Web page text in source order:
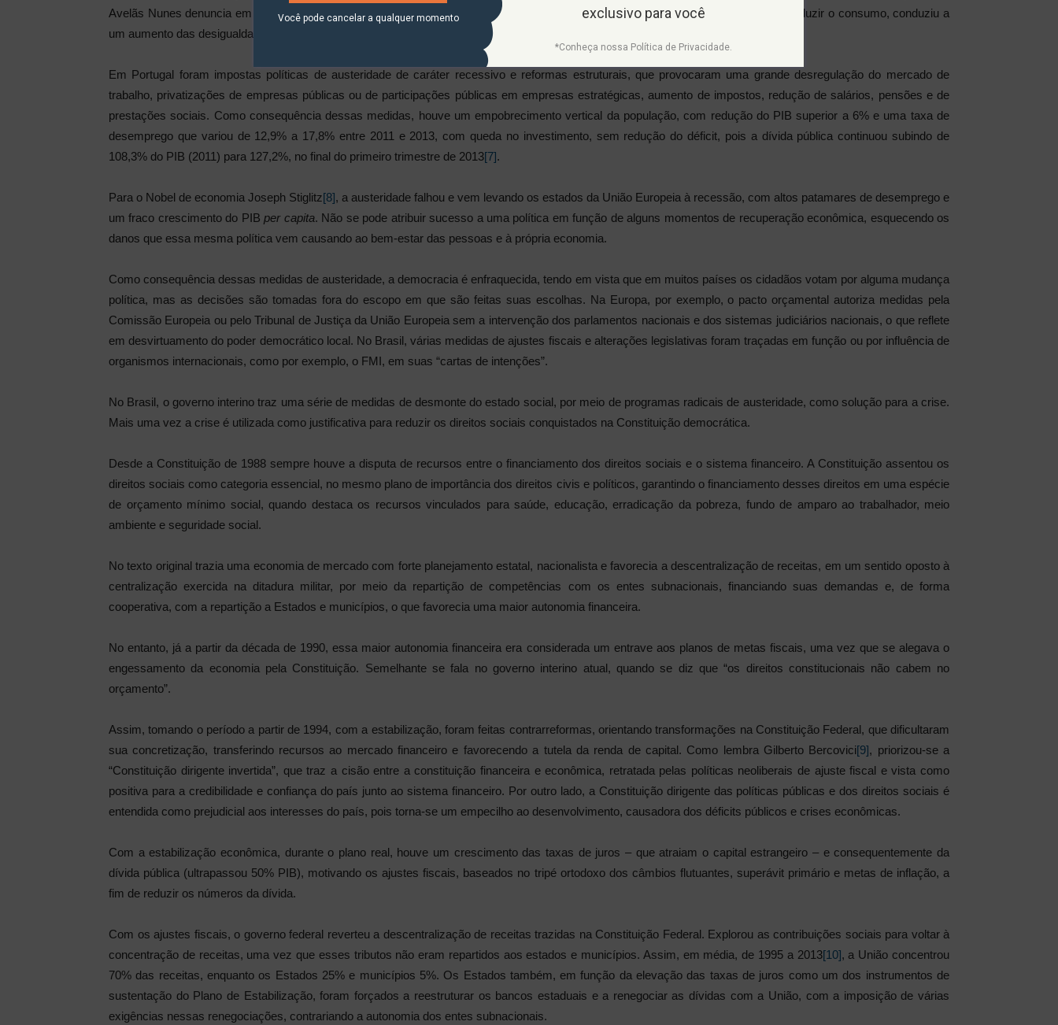
Avelãs Nunes denuncia em relatório da OIT[6], de 24.01.2012, a política de deflação salarial realizada pela Alemanha, que além de reduzir o consumo, conduziu a
um aumento das desigualdades de rendimentos nunca antes registrado.
Em Portugal foram impostas políticas de austeridade de caráter recessivo e reformas estruturais, que provocaram uma grande desregulação do mercado de
trabalho, privatizações de empresas públicas ou de participações públicas em empresas estratégicas, aumento de impostos, redução de salários, pensões e de
prestações sociais. Como consequência dessas medidas, houve um empobrecimento vertical da população, com redução do PIB superior a 6% e uma taxa de
desemprego que variou de 12,9% a 17,8% entre 2011 e 2013, com queda no investimento, sem redução do déficit, pois a dívida pública continuou subindo de
108,3% do PIB (2011) para 127,2%, no final do primeiro trimestre de 2013[7].
Para o Nobel de economia Joseph Stiglitz[8], a austeridade falhou e vem levando os estados da União Europeia à recessão, com altos patamares de desemprego e
um fraco crescimento do PIBper capita. Não se pode atribuir sucesso a uma política em função de alguns momentos de recuperação econômica, esquecendo os
danos que essa mesma política vem causando ao bem-estar das pessoas e à própria economia.
Como consequência dessas medidas de austeridade, a democracia é enfraquecida, tendo em vista que em muitos países os cidadãos votam por alguma mudança
política, mas as decisões são tomadas fora do escopo em que são feitas suas escolhas. Na Europa, por exemplo, o pacto orçamental autoriza medidas pela
Comissão Europeia ou pelo Tribunal de Justiça da União Europeia sem a intervenção dos parlamentos nacionais e dos sistemas judiciários nacionais, o que reflete
em desvirtuamento do poder democrático local. No Brasil, várias medidas de ajustes fiscais e alterações legislativas foram traçadas em função ou por influência de
organismos internacionais, como por exemplo, o FMI, em suas “cartas de intenções”.
No Brasil, o governo interino traz uma série de medidas de desmonte do estado social, por meio de programas radicais de austeridade, como solução para a crise.
Mais uma vez a crise é utilizada como justificativa para reduzir os direitos sociais conquistados na Constituição democrática.
Desde a Constituição de 1988 sempre houve a disputa de recursos entre o financiamento dos direitos sociais e o sistema financeiro. A Constituição assentou os
direitos sociais como categoria essencial, no mesmo plano de importância dos direitos civis e políticos, garantindo o financiamento desses direitos em uma espécie
de orçamento mínimo social, quando destaca os recursos vinculados para saúde, educação, erradicação da pobreza, fundo de amparo ao trabalhador, meio
ambiente e seguridade social.
No texto original trazia uma economia de mercado com forte planejamento estatal, nacionalista e favorecia a descentralização de receitas, em um sentido oposto à
centralização exercida na ditadura militar, por meio da repartição de competências com os entes subnacionais, financiando suas demandas e, de forma
cooperativa, com a repartição a Estados e municípios, o que favorecia uma maior autonomia financeira.
No entanto, já a partir da década de 1990, essa maior autonomia financeira era considerada um entrave aos planos de metas fiscais, uma vez que se alegava o
engessamento da economia pela Constituição. Semelhante se fala no governo interino atual, quando se diz que “os direitos constitucionais não cabem no
orçamento”.
Assim, tomando o período a partir de 1994, com a estabilização, foram feitas contrarreformas, orientando transformações na Constituição Federal, que dificultaram
sua concretização, transferindo recursos ao mercado financeiro e favorecendo a tutela da renda de capital. Como lembra Gilberto Bercovici[9], priorizou-se a
“Constituição dirigente invertida”, que traz a cisão entre a constituição financeira e econômica, retratada pelas políticas neoliberais de ajuste fiscal e vista como
positiva para a credibilidade e confiança do país junto ao sistema financeiro. Por outro lado, a Constituição dirigente das políticas públicas e dos direitos sociais é
entendida como prejudicial aos interesses do país, pois torna-se um empecilho ao desenvolvimento, causadora dos déficits públicos e crises econômicas.
Com a estabilização econômica, durante o plano real, houve um crescimento das taxas de juros – que atraiam o capital estrangeiro – e consequentemente da
dívida pública (ultrapassou 50% PIB), motivando os ajustes fiscais, baseados no tripé ortodoxo dos câmbios flutuantes, superávit primário e metas de inflação, a
fim de reduzir os números da dívida.
Com os ajustes fiscais, o governo federal reverteu a descentralização de receitas trazidas na Constituição Federal. Explorou as contribuições sociais para voltar à
concentração de receitas, uma vez que esses tributos não eram repartidos aos estados e municípios. Assim, em média, de 1995 a 2013[10], a União concentrou
70% das receitas, enquanto os Estados 25% e municípios 5%. Os Estados também, em função da elevação das taxas de juros como um dos instrumentos de
sustentação do Plano de Estabilização, foram forçados a reestruturar os bancos estaduais e a renegociar as dívidas com a União, com a imposição de várias
exigências nessas renegociações, contrariando a autonomia dos entes subnacionais.
Você pode cancelar a qualquer momento
exclusivo para você
*Conheça nossa Política de Privacidade.